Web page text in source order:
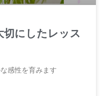
にしたレッス
感性を育みます